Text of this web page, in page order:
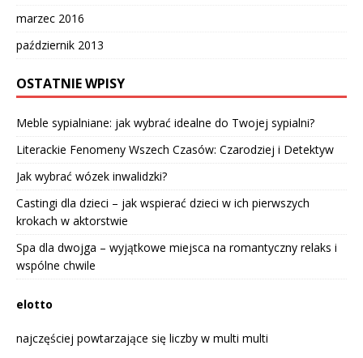
marzec 2016
październik 2013
OSTATNIE WPISY
Meble sypialniane: jak wybrać idealne do Twojej sypialni?
Literackie Fenomeny Wszech Czasów: Czarodziej i Detektyw
Jak wybrać wózek inwalidzki?
Castingi dla dzieci – jak wspierać dzieci w ich pierwszych
krokach w aktorstwie
Spa dla dwojga – wyjątkowe miejsca na romantyczny relaks i
wspólne chwile
elotto
najczęściej powtarzające się liczby w multi multi